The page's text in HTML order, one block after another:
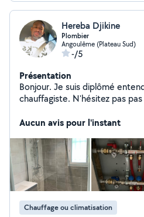
Hereba Djikine
Plombier
Angoulême (Plateau Sud)
-/5
Présentation
Bonjour. Je suis diplômé
chauffagiste. N'hésitez pas
Aucun avis pour l'instant
Chauffage ou climatisation